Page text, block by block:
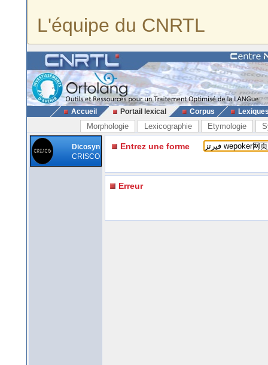
L'équipe du CNRTL
Accueil Portail lexical Corpus
Morphologie Lexicographie Etymologie
Dicosyn
CRISCO
Entrez une forme
Erreur